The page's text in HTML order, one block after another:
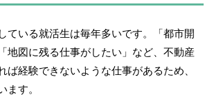
ている就活生は毎年多いです。「都市開
地図に残る仕事がしたい」など、不動産
ば経験できないような仕事があるため、
ます。